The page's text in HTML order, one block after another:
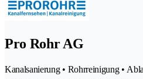
Pro Rohr AG
Kanalsanierung • Rohrreinigung •